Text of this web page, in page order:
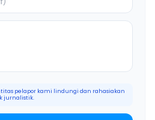
pelapor kami lindungi dan rahasiakan
jurnalistik.